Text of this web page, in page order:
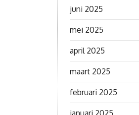
juni 2025
mei 2025
april 2025
maart 2025
februari 2025
januari 2025